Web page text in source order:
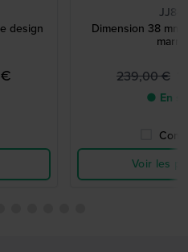
design
Dimension 38 mm
239,00 €
● En
Voir les